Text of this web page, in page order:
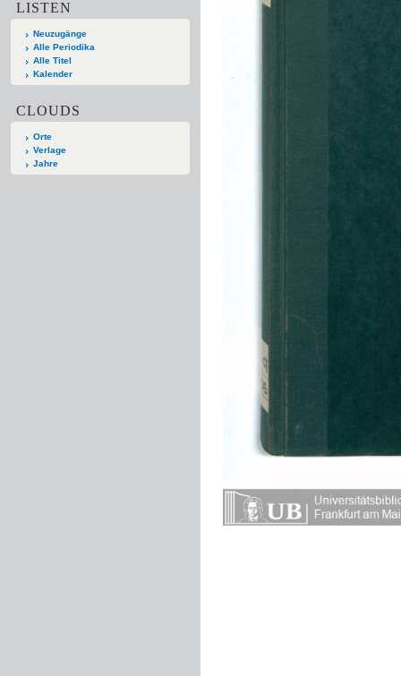
LISTEN
Neuzugänge
Alle Periodika
Alle Titel
Kalender
CLOUDS
Orte
Verlage
Jahre